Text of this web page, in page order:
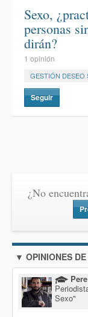
Sexo,
personas
dirán?
1 opinión
GESTIÓN DESEO
Seguir
¿No
▼ OPINIONES
Sexo"